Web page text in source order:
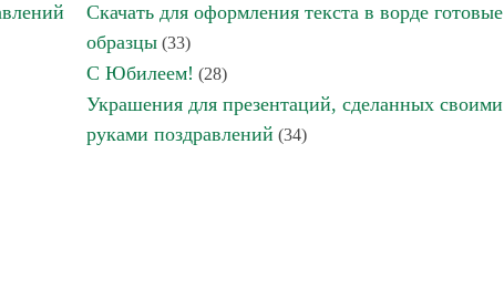
Скачать для оформления текста в ворде готовые
образцы (33)
С Юбилеем! (28)
Украшения для презентаций, сделанных своими
руками поздравлений (34)